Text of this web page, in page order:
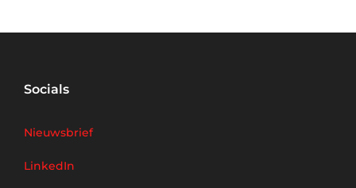
Socials
Nieuwsbrief
LinkedIn